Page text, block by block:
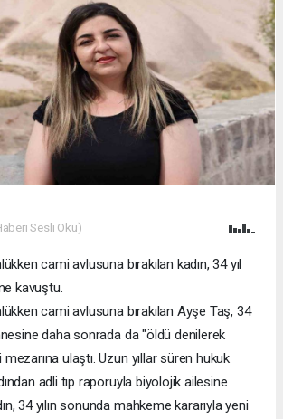
Sesli Oku)
cami avlusuna bırakılan kadın, 34 yıl
kavuştu.
cami avlusuna bırakılan Ayşe Taş, 34
daha sonrada da "öldü denilerek
ulaştı. Uzun yıllar süren hukuk
adli tıp raporuyla biyolojik ailesine
34 yılın sonunda mahkeme kararıyla yeni